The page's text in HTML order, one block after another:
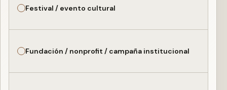
Festival / evento cultural
Fundación / nonprofit / campaña institucional